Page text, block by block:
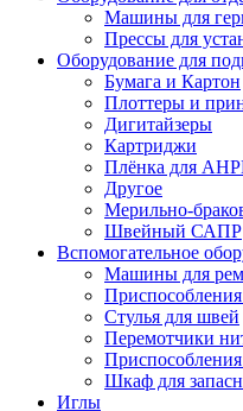
Машины для
Прессы для
Оборудование для
Бумага и Картон
Плоттеры и
Дигитайзеры
Картриджи
Плёнка для
Другое
Мерильно-
Швейный САПР
Вспомогательное
Машины для
Стулья для швей
Перемотчики
Шкаф для
Иглы